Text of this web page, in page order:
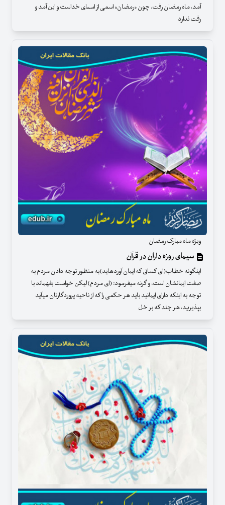
آمد، ماه رمضان رفت. چون «رمضان» اسمی از اسمای خداست و این آمد و
رفت ندارد
ویژه ماه مبارک رمضان
سیمای روزه داران در قرآن
اینگونه خطاب(ای کسانی که ایمان آورده‏اید)به منظور توجه دادن مردم به
صفت ایمانشان است، و گرنه می‏فرمود: (ای مردم)لیکن خواست‏ بفهماند با
توجه به اینکه دارای ایمانید باید هر حکمی را که از ناحیه پروردگارتان می‏آید
بپذیرید، هر چند که بر خل